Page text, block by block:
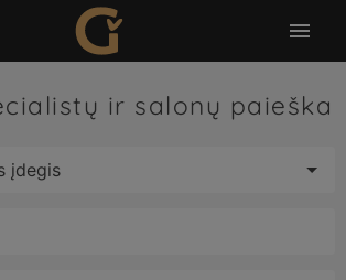

ir salonų paieška